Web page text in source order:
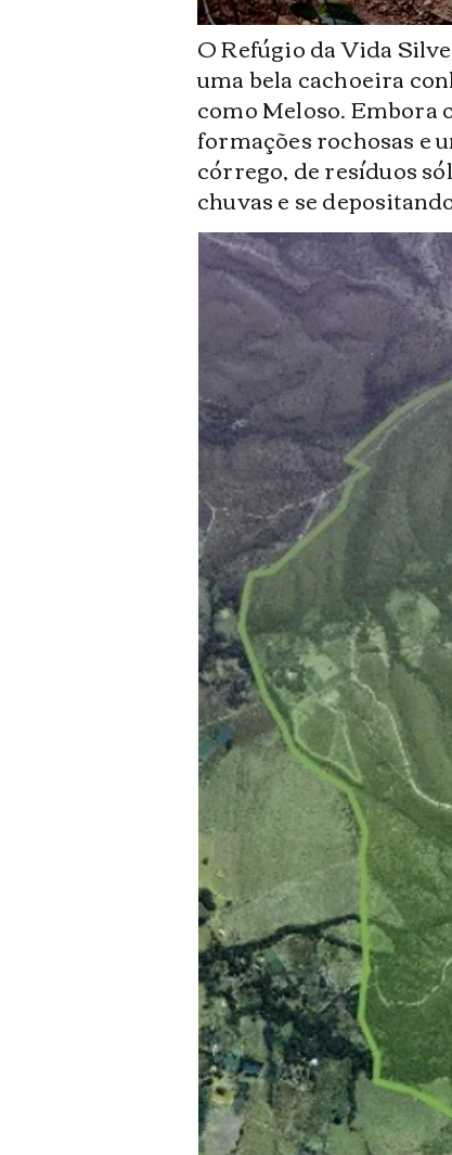
​O Refúgio da Vida
uma bela cachoeira
como Meloso. Embora
formações rochosas e
córrego, de resíduos
chuvas e se